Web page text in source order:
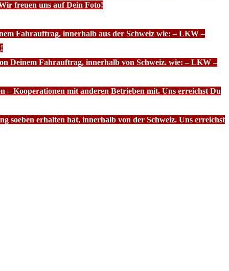
freuen uns auf Dein Foto!
Fahrauftrag, innerhalb aus der Schweiz wie: – LKW –
Deinem Fahrauftrag, innerhalb von Schweiz. wie: – LKW –
– Kooperationen mit anderen Betrieben mit. Uns erreichst Du
soeben erhalten hat, innerhalb von der Schweiz. Uns erreichst